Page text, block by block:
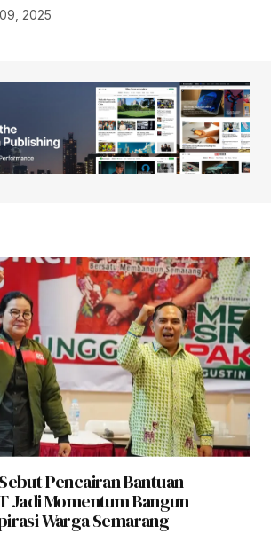
2025
Pencairan Bantuan
Jadi Momentum Bangun
Warga Semarang